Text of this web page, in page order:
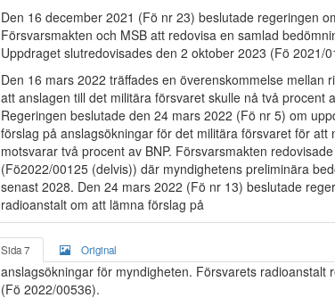
Den 16 december 2021 (Fö nr 23) beslutade regeringen
Försvarsmakten och MSB att redovisa en samlad
Uppdraget slutredovisades den 2 oktober 2023 (Fö 2021/
Den 16 mars 2022 träffades en överenskommelse mellan
att anslagen till det militära försvaret skulle nå två procent
Regeringen beslutade den 24 mars 2022 (Fö nr 5) om
förslag på anslagsökningar för det militära försvaret för att
motsvarar två procent av BNP. Försvarsmakten
(Fö2022/00125 (delvis)) där myndighetens preliminära
senast 2028. Den 24 mars 2022 (Fö nr 13) beslutade
radioanstalt om att lämna förslag på
Sida 7 Original
anslagsökningar för myndigheten. Försvarets radioanstalt
(Fö 2022/00536).